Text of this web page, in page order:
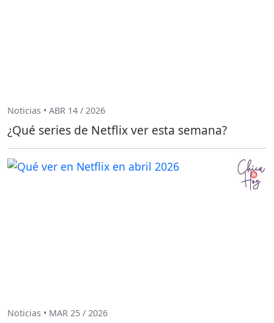
Noticias • ABR 14 / 2026
¿Qué series de Netflix ver esta semana?
Noticias • MAR 25 / 2026